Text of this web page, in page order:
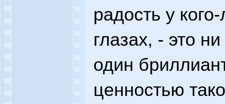
радость у
глазах, - это
один
ценностью